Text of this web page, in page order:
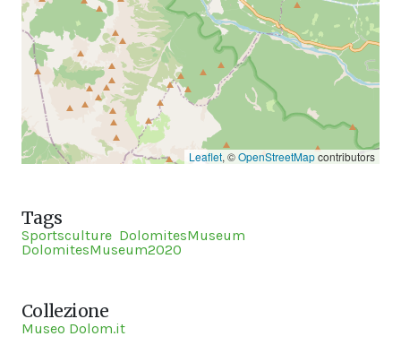
Leaflet, ©OpenStreetMapcontributors
Tags
Sportsculture DolomitesMuseum
DolomitesMuseum2020
Collezione
Museo Dolom.it